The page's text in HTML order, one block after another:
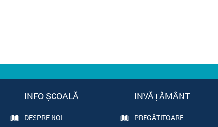
INFO ȘCOALĂ INVĂȚĂMÂNT
DESPRE NOI
PREGĂTITOARE